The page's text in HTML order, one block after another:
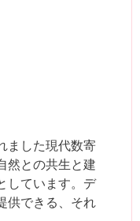
ました現代数寄
然との共生と建
しています。デ
供できる、それ